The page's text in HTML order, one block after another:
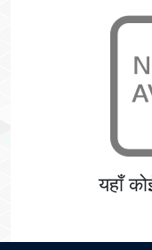
यहाँ